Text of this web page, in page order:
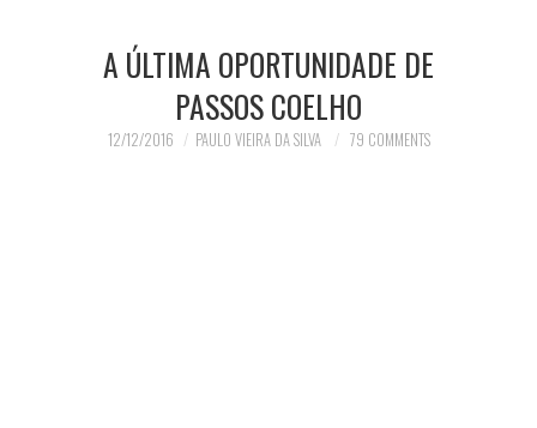
A ÚLTIMA OPORTUNIDADE DE
PASSOS COELHO
12/12/2016 PAULO VIEIRA DA SILVA 79 COMMENTS